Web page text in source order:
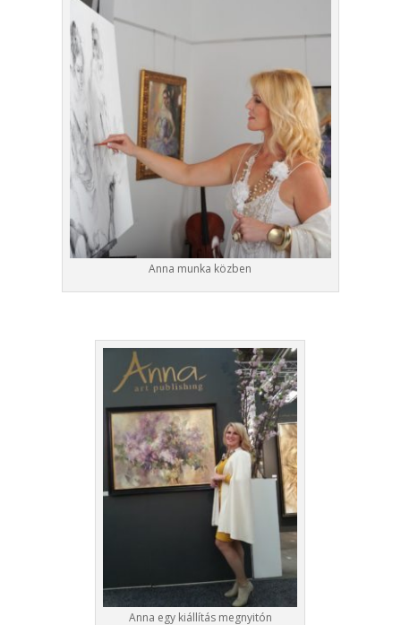
Anna munka közben
Anna egy kiállítás megnyitón